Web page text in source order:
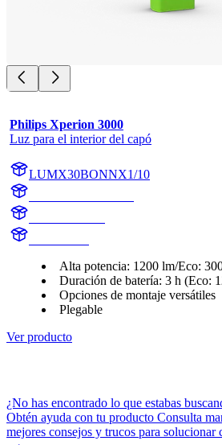
Philips Xperion 3000
Luz para el interior del capó
LUMX30BONNX1/10
Alta potencia: 1200 lm/Eco:
Duración de batería: 3 h (Eco:
Opciones de montaje versátiles
Plegable
Ver producto
¿No has encontrado lo que estabas
Obtén ayuda con tu producto Consulta
mejores consejos y trucos para solucionar